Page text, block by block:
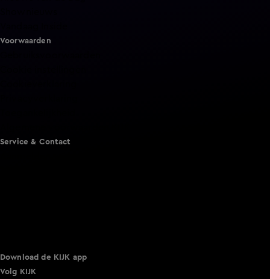
Voorwaarden
Service & Contact
Download de KIJK app
Volg KIJK